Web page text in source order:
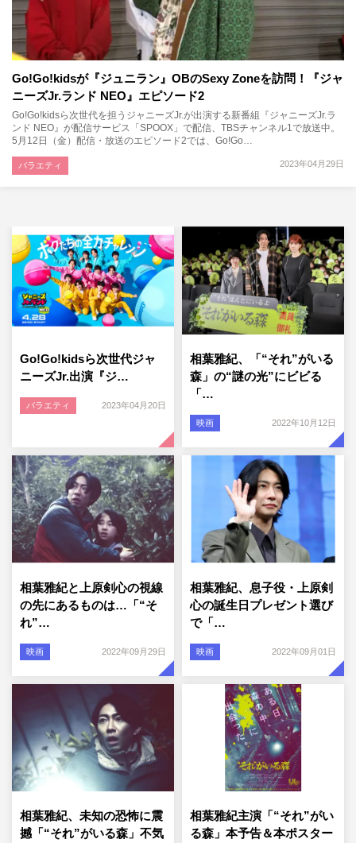
Go!Go!kidsが『ジュニラン』OBのSexy Zoneを訪問！『ジャ
ニーズJr.ランド NEO』エピソード2
Go!Go!kidsら次世代を担うジャニーズJr.が出演する新番組『ジャニーズJr.ラ
ンド NEO』が配信サービス「SPOOX」で配信、TBSチャンネル1で放送中。
5月12日（金）配信・放送のエピソード2では、Go!Go…
2023年04月29日
バラエティ
Go!Go!kidsら次世代ジャ
ニーズJr.出演『ジ…
バラエティ 2023年04月20日
相葉雅紀、「“それ”がいる
森」の“謎の光”にビビる
「…
映画 2022年10月12日
相葉雅紀と上原剣心の視線
の先にあるものは…「“そ
れ”…
映画 2022年09月29日
相葉雅紀、息子役・上原剣
心の誕生日プレゼント選び
で「…
映画 2022年09月01日
相葉雅紀、未知の恐怖に震
撼「“それ”がいる森」不気
相葉雅紀主演「“それ”がい
る森」本予告＆本ポスター